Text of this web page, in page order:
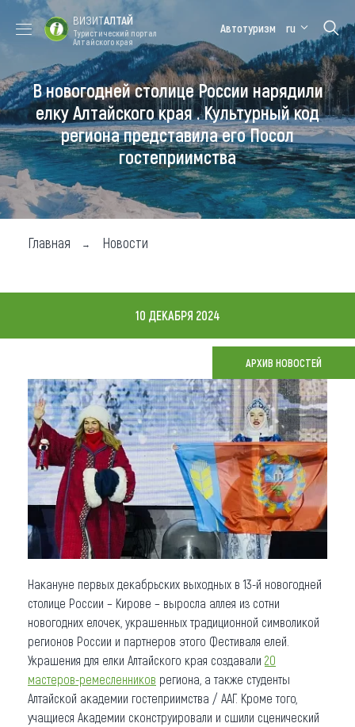
Форум VISIT
ALTAI
Цветение
маральника
Медицинский
форум
Алтайская
зимовка
Туры
Где побывать
Чем заняться
Где остановиться
Что привезти (сувениры)
О регионе
Коллекция впечатлений
Другие рубрики
ВИЗИТАЛТАЙ
Туристический портал
Алтайского края
Автотуризм ru
В новогодней столице России нарядили
елку Алтайского края . Культурный код
региона представила его Посол
гостеприимства
Главная Новости
10 ДЕКАБРЯ 2024
АРХИВ НОВОСТЕЙ
Накануне первых декабрьских выходных в 13-й новогодней
столице России – Кирове – выросла аллея из сотни
новогодних елочек, украшенных традиционной символикой
регионов России и партнеров этого Фестиваля елей.
Украшения для елки Алтайского края создавали 20
мастеров-ремесленников региона, а также студенты
Алтайской академии гостеприимства / ААГ. Кроме того,
учащиеся Академии сконструировали и сшили сценический